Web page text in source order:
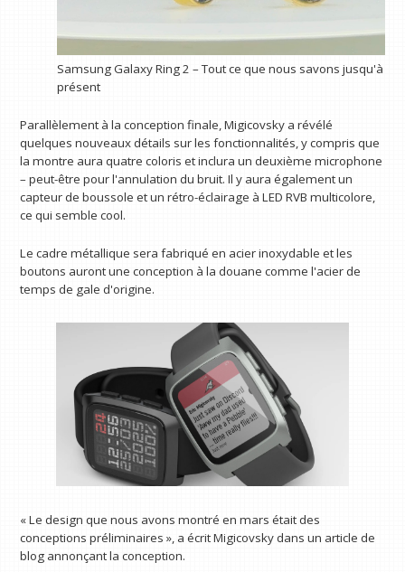
Samsung Galaxy Ring 2 – Tout ce que nous savons jusqu'à
présent
Parallèlement à la conception finale, Migicovsky a révélé
quelques nouveaux détails sur les fonctionnalités, y compris que
la montre aura quatre coloris et inclura un deuxième microphone
– peut-être pour l'annulation du bruit. Il y aura également un
capteur de boussole et un rétro-éclairage à LED RVB multicolore,
ce qui semble cool.
Le cadre métallique sera fabriqué en acier inoxydable et les
boutons auront une conception à la douane comme l'acier de
temps de gale d'origine.
« Le design que nous avons montré en mars était des
conceptions préliminaires », a écrit Migicovsky dans un article de
blog annonçant la conception.